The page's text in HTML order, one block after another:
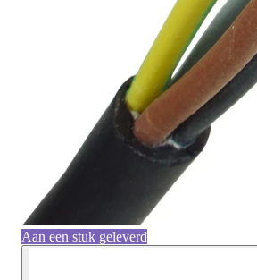
Aan een stuk geleverd